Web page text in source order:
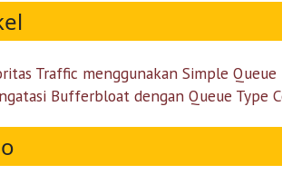
Traffic menggunakan Simple Queue
Bufferbloat dengan Queue Type